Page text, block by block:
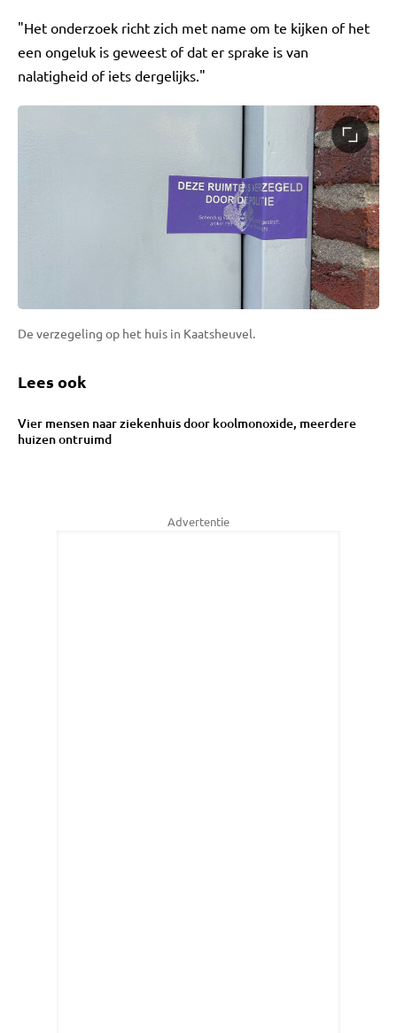
"Het onderzoek richt zich met name om te kijken of het
een ongeluk is geweest of dat er sprake is van
nalatigheid of iets dergelijks."
De verzegeling op het huis in Kaatsheuvel.
Lees ook
Vier mensen naar ziekenhuis door koolmonoxide, meerdere
huizen ontruimd
Advertentie